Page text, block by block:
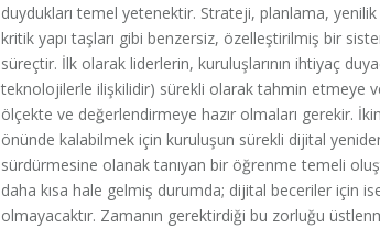
duydukları temel yetenektir. Strateji, planlama,
kritik yapı taşları gibi benzersiz, özelleştirilmiş bir
süreçtir. İlk olarak liderlerin, kuruluşlarının ihtiyaç
teknolojilerle ilişkilidir) sürekli olarak tahmin etmeye
ölçekte ve değerlendirmeye hazır olmaları gerekir.
önünde kalabilmek için kuruluşun sürekli dijital
sürdürmesine olanak tanıyan bir öğrenme temeli
daha kısa hale gelmiş durumda; dijital beceriler için
olmayacaktır. Zamanın gerektirdiği bu zorluğu